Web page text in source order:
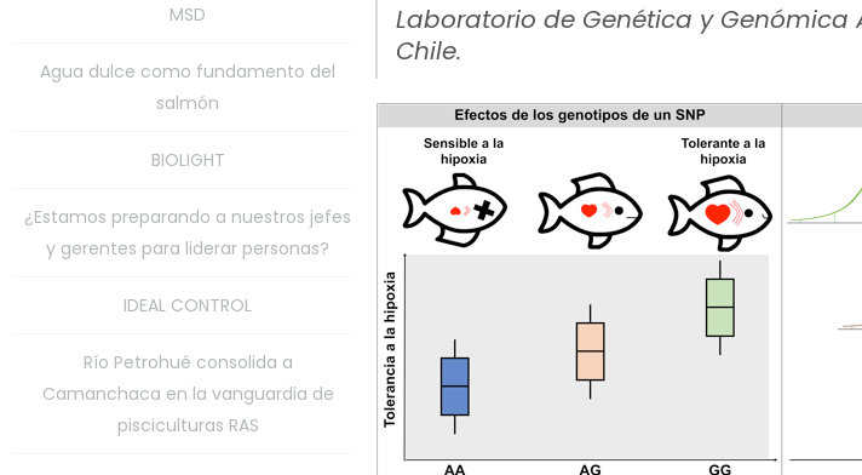
MSD
Agua dulce como fundamento del
salmón
BIOLIGHT
¿Estamos preparando a nuestros jefes
y gerentes para liderar personas?
IDEAL CONTROL
Río Petrohué consolida a
Camanchaca en la vanguardia de
pisciculturas RAS
Laboratorio de Genética y
Chile.